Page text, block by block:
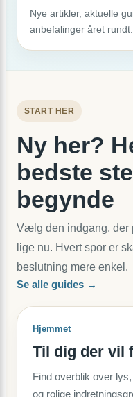
Nye artikler, aktuelle
anbefalinger året rundt.
START HER
Ny her?
bedste
begynde
Vælg den indgang, der
lige nu. Hvert spor er
beslutning mere enkel.
Se alle guides →
Hjemmet
Til dig der vil
Find overblik over
og rolige